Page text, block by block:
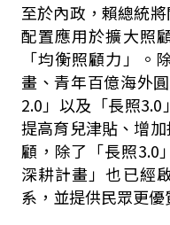
至於內政，賴總統
配置應用於擴大照
「均衡照顧力」。
畫、青年百億海外
2.0」以及「長照
提高育兒津貼、增
顧，除了「長照3.0
深耕計畫」也已經
系，並提供民眾更優